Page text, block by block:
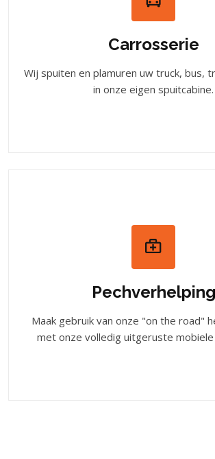
Carrosserie
Wij spuiten en plamuren uw truck, bus,
in onze eigen spuitcabine.
Pechverhelping
Maak gebruik van onze "on the road"
met onze volledig uitgeruste